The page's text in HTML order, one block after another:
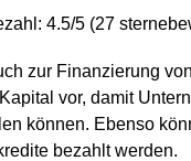
4.5/5 (27
zur Finanzierung
vor, damit
können. Ebenso
bezahlt werden.